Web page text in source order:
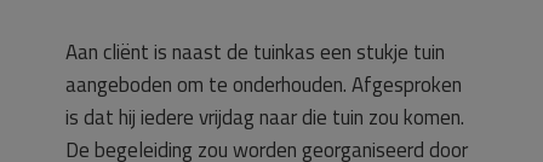
Aan cliënt is naast de tuinkas een stukje tuin
aangeboden om te onderhouden. Afgesproken
is dat hij iedere vrijdag naar die tuin zou komen.
De begeleiding zou worden georganiseerd door